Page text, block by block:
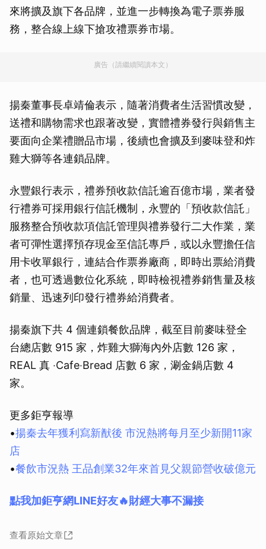
來將擴及旗下各品牌，並進一步轉換為電子票券服
務，整合線上線下搶攻禮票券市場。
廣告（請繼續閱讀本文）
揚秦董事長卓靖倫表示，隨著消費者生活習慣改變，
送禮和購物需求也跟著改變，實體禮券發行與銷售主
要面向企業禮贈品市場，後續也會擴及到麥味登和炸
雞大獅等各連鎖品牌。
永豐銀行表示，禮券預收款信託逾百億市場，業者發
行禮券可採用銀行信託機制，永豐的「預收款信託」
服務整合預收款項信託管理與禮券發行二大作業，業
者可彈性選擇預存現金至信託專戶，或以永豐擔任信
用卡收單銀行，連結合作票券廠商，即時出票給消費
者，也可透過數位化系統，即時檢視禮券銷售量及核
銷量、迅速列印發行禮券給消費者。
揚秦旗下共 4 個連鎖餐飲品牌，截至目前麥味登全
台總店數 915 家，炸雞大獅海內外店數 126 家，
REAL 真 ‧Cafe‧Bread 店數 6 家，涮金鍋店數 4
家。
更多鉅亨報導
•揚秦去年獲利寫新猷後 市況熱將每月至少新開11家
店
•餐飲市況熱 王品創業32年來首見父親節營收破億元
點我加鉅亨網LINE好友🔥財經大事不漏接
查看原始文章